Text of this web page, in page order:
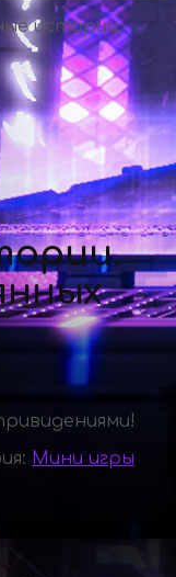
истории.
Мини игры